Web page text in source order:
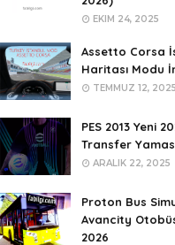
EKIM 24, 2025
Assetto Corsa
Haritası Modu
TEMMUZ 12, 2025
PES 2013 Yeni
Transfer
ARALIK 22, 2025
Proton Bus
Avancity
2026